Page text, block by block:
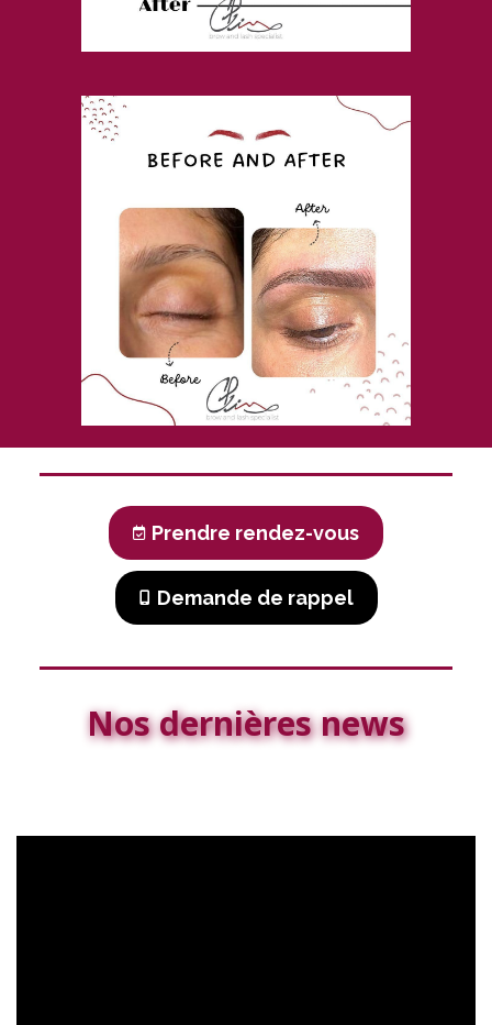
Prendre rendez-vous
Demande de rappel
Nos dernières news